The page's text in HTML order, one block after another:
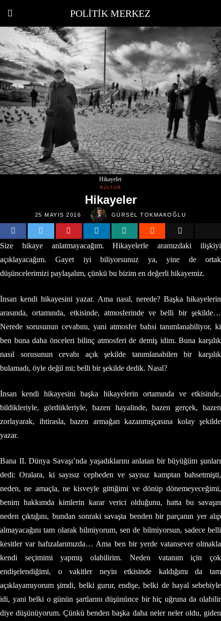
POLITIK MERKEZ
Hikayeler
KÜLTÜR
Hikayeler
25 MAYIS 2016 GÜRSEL TOKMAKOĞLU
Size hikaye anlatmayacağım. Hikayelerle aramızdaki ilişkiyi
açıklayacağım. Gayet iyi biliyorsunuz ya, yine de ortak
düşüncelerimizi paylaşalım, çünkü bu bizim en değerli hikayemiz.
İnsan kendi hikayesini yazar. Ama nasıl, nerede? Başka hikayelerin
arasında, ortamında, etkisinde, atmosferinde ve belli bir şekilde…
Nerede sorusunun cevabını, yani atmosfer bahsi tanımlanabiliyor, ki
ben buna daha önceleri bilinç atmosferi de demiş idim. Buna karşılık
nasıl sorusunun cevabı açık şekilde tanımlanabilen bir karşılık
bulamadı, öyle değil mi; belli bir şekilde dedik. Nasıl?
İnsan kendi hikayesini başka hikayelerin ortamında ve etkisinde,
bildikleriyle, gördükleriyle, bazen hayalinde, bazen gerçek, bazen
zorlayarak, ihtirasla, bazen armağan kazanmışçasına kolay şekilde
yazar.
Bana II. Dünya Savaşı’nda yaşadıklarını anlatan bir büyüğüm şunları
dedi: Oralara, ki sayısız cepheden ve sayısız kamptan bahsetmişti,
neden, ne amaçla, ne kisveyle gittiğimi ve dönüp dönemeyeceğimi,
benim hakkımda kimlerin karar verici olduğunu, hatta bu savaşın
neden çıktığını, bundan sonraki savaşta benden bir parçanın yer alıp
almayacağını tam olarak bilmiyorum, sen de bilmiyorsun, sadece belli
kesitler var hafızalarımızda… Ama ben bir yerde vatansever olmakla
kendi seçimimi yapmış olabilirim. Neden vatanım için çok
endişelendiğimi, o vakitler neyin etkisinde kaldığımı da tam
açıklayamıyorum şimdi, belki gurur, endişe, belki de hayal sebebiyle
idi, yani belki o günün şartlarını düşününce bir hiç uğruna da olabilir
diye düşünüyorum. Çünkü benden başka daha neler neler oldu, giden